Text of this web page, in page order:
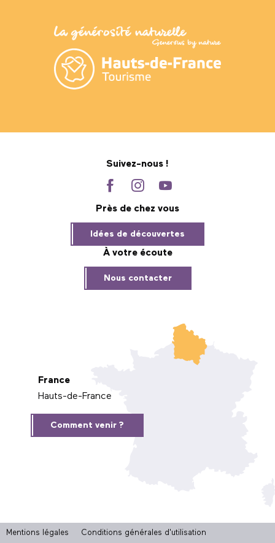
Suivez-nous !
Près de chez vous
Idées de découvertes
À votre écoute
Nous contacter
France
Hauts-de-France
Comment venir ?
Mentions légales Conditions générales d'utilisation